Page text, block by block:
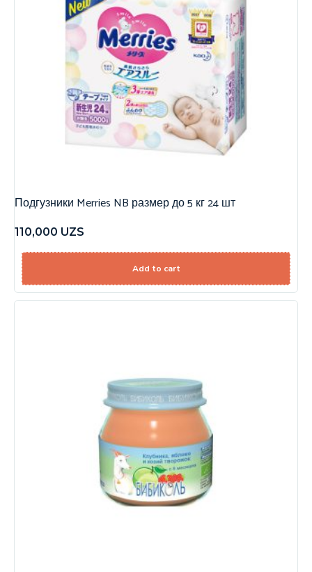
Подгузники Merries NB размер до 5 кг 24 шт
110,000 UZS
Add to cart